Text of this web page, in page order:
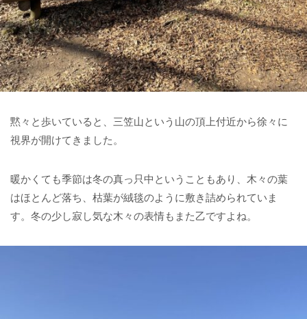
黙々と歩いていると、三笠山という山の頂上付近から徐々に
視界が開けてきました。
暖かくても季節は冬の真っ只中ということもあり、木々の葉
はほとんど落ち、枯葉が絨毯のように敷き詰められていま
す。冬の少し寂し気な木々の表情もまた乙ですよね。